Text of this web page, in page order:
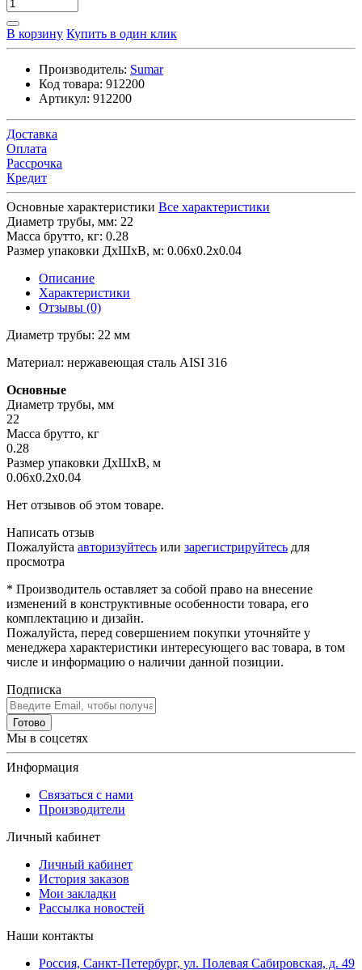
В корзину Купить в один клик
Производитель: Sumar
Код товара: 912200
Артикул: 912200
Доставка
Оплата
Рассрочка
Кредит
Основные характеристики Все характеристики
Диаметр трубы, мм: 22
Масса брутто, кг: 0.28
Размер упаковки ДхШхВ, м: 0.06x0.2x0.04
Описание
Характеристики
Отзывы (0)
Диаметр трубы: 22 мм
Материал: нержавеющая сталь AISI 316
Основные
Диаметр трубы, мм
22
Масса брутто, кг
0.28
Размер упаковки ДхШхВ, м
0.06x0.2x0.04
Нет отзывов об этом товаре.
Написать отзыв
Пожалуйста авторизуйтесь или зарегистрируйтесь для
просмотра
* Производитель оставляет за собой право на внесение
изменений в конструктивные особенности товара, его
комплектацию и дизайн.
Пожалуйста, перед совершением покупки уточняйте у
менеджера характеристики интересующего вас товара, в том
числе и информацию о наличии данной позиции.
Подписка
Готово
Мы в соцсетях
Информация
Связаться с нами
Производители
Личный кабинет
Личный кабинет
История заказов
Мои закладки
Рассылка новостей
Наши контакты
Россия, Санкт-Петербург, ул. Полевая Сабировская, д. 49